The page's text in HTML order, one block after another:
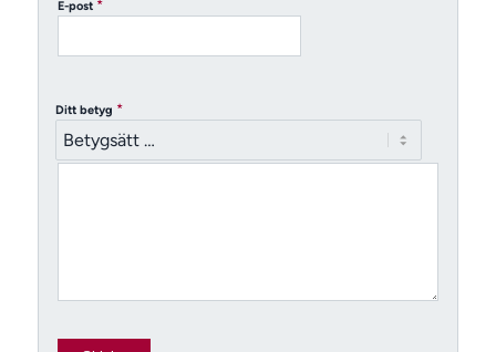
E-post *
Ditt betyg *